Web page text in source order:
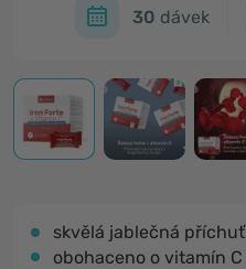
30 dávek
skvělá jablečná příchuť
obohaceno o vitamín C